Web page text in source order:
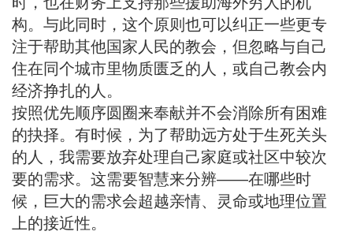
构。与此同时，这个原则也可以纠正一些更专
注于帮助其他国家人民的教会，但忽略与自己
住在同个城市里物质匮乏的人，或自己教会内
经济挣扎的人。
按照优先顺序圆圈来奉献并不会消除所有困难
的抉择。有时候，为了帮助远方处于生死关头
的人，我需要放弃处理自己家庭或社区中较次
要的需求。这需要智慧来分辨——在哪些时
候，巨大的需求会超越亲情、灵命或地理位置
上的接近性。